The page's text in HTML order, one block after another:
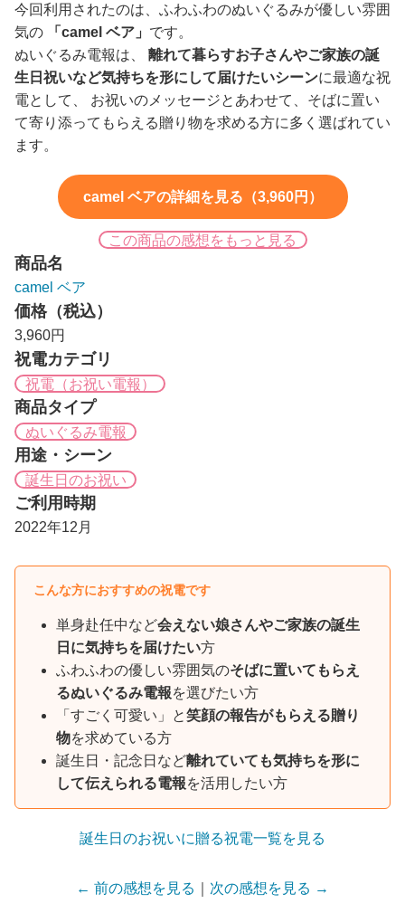
今回利用されたのは、ふわふわのぬいぐるみが優しい雰囲
気の
「camel ベア」 です。
ぬいぐるみ電報は、 離れて暮らすお子さんやご家族の誕
生日祝いなど気持ちを形にして届けたいシーンに最適な祝
電として、 お祝いのメッセージとあわせて、そばに置い
て寄り添ってもらえる贈り物を求める方に多く選ばれてい
ます。
camel ベアの詳細を見る（3,960円）
この商品の感想をもっと見る
商品名
camel ベア
価格（税込）
3,960円
祝電カテゴリ
祝電（お祝い電報）
商品タイプ
ぬいぐるみ電報
用途・シーン
誕生日のお祝い
ご利用時期
2022年12月
こんな方におすすめの祝電です
単身赴任中など会えない娘さんやご家族の誕生
日に気持ちを届けたい方
ふわふわの優しい雰囲気のそばに置いてもらえ
るぬいぐるみ電報を選びたい方
「すごく可愛い」と笑顔の報告がもらえる贈り
物を求めている方
誕生日・記念日など離れていても気持ちを形に
して伝えられる電報を活用したい方
誕生日のお祝いに贈る祝電一覧を見る
← 前の感想を見る 次の感想を見る →